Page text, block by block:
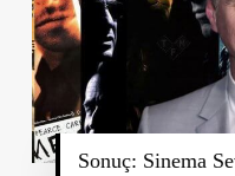
Sonuç: Sinema